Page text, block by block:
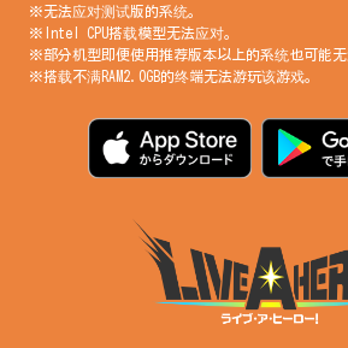
※无法应对测试版的系统。
※Intel CPU搭载模型无法应对。
※部分机型即便使用推荐版本以上的系统也可能无
※搭载不满RAM2.0GB的终端无法游玩该游戏。